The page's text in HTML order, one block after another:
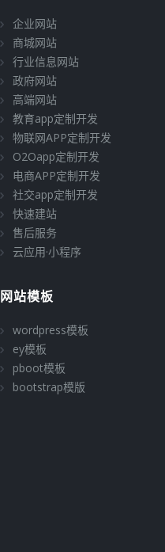
企业网站
商城网站
行业信息网站
政府网站
高端网站
教育app定制开发
物联网APP定制开发
O2Oapp定制开发
电商APP定制开发
社交app定制开发
快速建站
售后服务
云应用·小程序
网站模板
wordpress模板
ey模板
pboot模板
bootstrap模版